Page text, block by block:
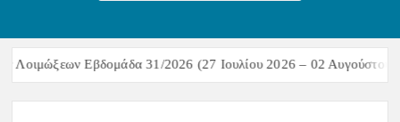
Λοιμώξεων Εβδομάδα 31/2026 (27 Ιουλίου 2026 – 02 Αυγούστου